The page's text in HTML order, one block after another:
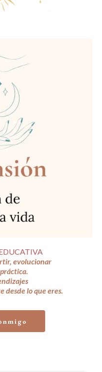
evolucionar
lo que eres.